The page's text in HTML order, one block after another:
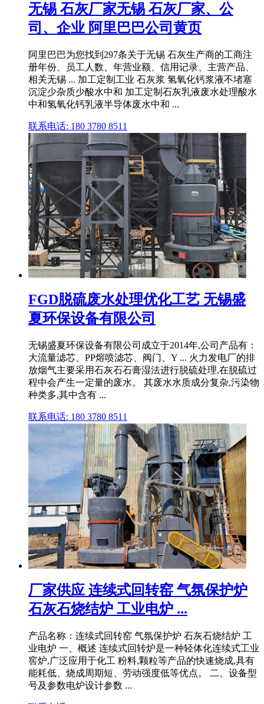
无锡 石灰厂家无锡 石灰厂家、公
司、企业 阿里巴巴公司黄页
阿里巴巴为您找到297条关于无锡 石灰生产商的工商注
册年份、员工人数、年营业额、信用记录、主营产品、
相关无锡 ... 加工定制工业 石灰浆 氢氧化钙浆液不堵塞
沉淀少杂质少酸水中和 加工定制石灰乳液废水处理酸水
中和氢氧化钙乳液半导体废水中和 ...
联系电话: 180 3780 8511
FGD脱硫废水处理优化工艺 无锡盛
夏环保设备有限公司
无锡盛夏环保设备有限公司成立于2014年,公司产品有：
大流量滤芯、PP熔喷滤芯、阀门、Y ... 火力发电厂的排
放烟气主要采用石灰石石膏湿法进行脱硫处理,在脱硫过
程中会产生一定量的废水。 其废水水质成分复杂,污染物
种类多,其中含有 ...
联系电话: 180 3780 8511
厂家供应 连续式回转窑 气氛保护炉
石灰石烧结炉 工业电炉 ...
产品名称：连续式回转窑 气氛保护炉 石灰石烧结炉 工
业电炉 一、概述 连续式回转炉是一种轻体化连续式工业
窖炉,广泛应用于化工 粉料,颗粒等产品的快速烧成,具有
能耗低、烧成周期短、劳动强度低等优点。 二、设备型
号及参数电炉设计参数 ...